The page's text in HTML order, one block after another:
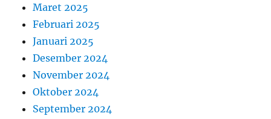
Maret 2025
Februari 2025
Januari 2025
Desember 2024
November 2024
Oktober 2024
September 2024